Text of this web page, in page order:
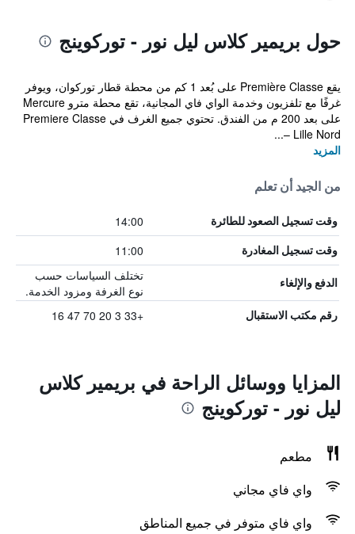
حول بريمير كلاس ليل نور - توركوينج
يقع Première Classe على بُعد 1 كم من محطة قطار توركوان، ويوفر
غرفًا مع تلفزيون وخدمة الواي فاي المجانية، تقع محطة مترو Mercure
على بعد 200 م من الفندق. تحتوي جميع الغرف في Premiere Classe
Lille Nord –...
المزيد
من الجيد أن تعلم
وقت تسجيل الصعود للطائرة 14:00
وقت تسجيل المغادرة 11:00
الدفع والإلغاء
تختلف السياسات حسب
نوع الغرفة ومزود الخدمة.
رقم مكتب الاستقبال +33 3 20 70 47 16
المزايا ووسائل الراحة في بريمير كلاس
ليل نور - توركوينج
مطعم
واي فاي مجاني
واي فاي متوفر في جميع المناطق